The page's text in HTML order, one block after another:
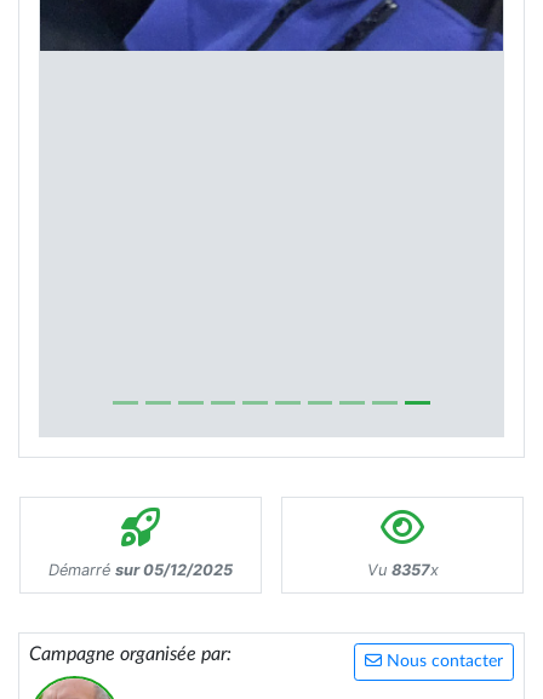
Démarré sur 05/12/2025 Vu 8357x
Nous contacter
Campagne organisée par: